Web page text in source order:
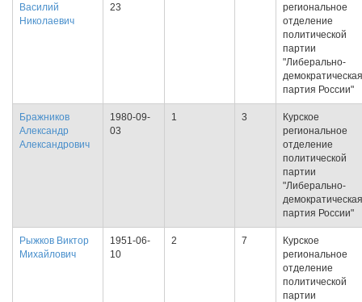
Василий
Николаевич
23
региональное
отделение
политической
партии
"Либерально-
демократическая
партия России"
Бражников
Александр
Александрович
1980-09-
03
1 3
Курское
региональное
отделение
политической
партии
"Либерально-
демократическая
партия России"
Рыжков Виктор
Михайлович
1951-06-
10
2 7
Курское
региональное
отделение
политической
партии